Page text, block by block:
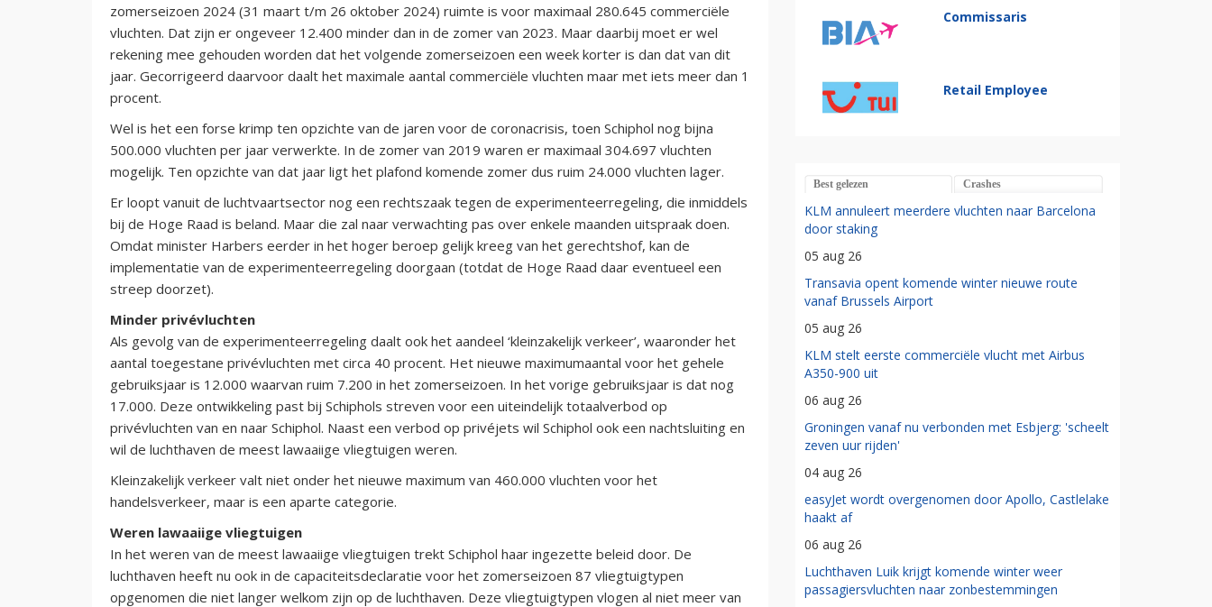
zomerseizoen 2024 (31 maart t/m 26 oktober 2024) ruimte is voor maximaal 280.645 commerciële
vluchten. Dat zijn er ongeveer 12.400 minder dan in de zomer van 2023. Maar daarbij moet er wel
rekening mee gehouden worden dat het volgende zomerseizoen een week korter is dan dat van dit
jaar. Gecorrigeerd daarvoor daalt het maximale aantal commerciële vluchten maar met iets meer dan 1
procent.
Wel is het een forse krimp ten opzichte van de jaren voor de coronacrisis, toen Schiphol nog bijna
500.000 vluchten per jaar verwerkte. In de zomer van 2019 waren er maximaal 304.697 vluchten
mogelijk. Ten opzichte van dat jaar ligt het plafond komende zomer dus ruim 24.000 vluchten lager.
Er loopt vanuit de luchtvaartsector nog een rechtszaak tegen de experimenteerregeling, die inmiddels
bij de Hoge Raad is beland. Maar die zal naar verwachting pas over enkele maanden uitspraak doen.
Omdat minister Harbers eerder in het hoger beroep gelijk kreeg van het gerechtshof, kan de
implementatie van de experimenteerregeling doorgaan (totdat de Hoge Raad daar eventueel een
streep doorzet).
Minder privévluchten
Als gevolg van de experimenteerregeling daalt ook het aandeel ‘kleinzakelijk verkeer’, waaronder het
aantal toegestane privévluchten met circa 40 procent. Het nieuwe maximumaantal voor het gehele
gebruiksjaar is 12.000 waarvan ruim 7.200 in het zomerseizoen. In het vorige gebruiksjaar is dat nog
17.000. Deze ontwikkeling past bij Schiphols streven voor een uiteindelijk totaalverbod op
privévluchten van en naar Schiphol. Naast een verbod op privéjets wil Schiphol ook een nachtsluiting en
wil de luchthaven de meest lawaaiige vliegtuigen weren.
Kleinzakelijk verkeer valt niet onder het nieuwe maximum van 460.000 vluchten voor het
handelsverkeer, maar is een aparte categorie.
Weren lawaaiige vliegtuigen
In het weren van de meest lawaaiige vliegtuigen trekt Schiphol haar ingezette beleid door. De
luchthaven heeft nu ook in de capaciteitsdeclaratie voor het zomerseizoen 87 vliegtuigtypen
opgenomen die niet langer welkom zijn op de luchthaven. Deze vliegtuigtypen vlogen al niet meer van
Commissaris
Retail Employee
Best gelezen Crashes
KLM annuleert meerdere vluchten naar Barcelona
door staking
05 aug 26
Transavia opent komende winter nieuwe route
vanaf Brussels Airport
05 aug 26
KLM stelt eerste commerciële vlucht met Airbus
A350-900 uit
06 aug 26
Groningen vanaf nu verbonden met Esbjerg: 'scheelt
zeven uur rijden'
04 aug 26
easyJet wordt overgenomen door Apollo, Castlelake
haakt af
06 aug 26
Luchthaven Luik krijgt komende winter weer
passagiersvluchten naar zonbestemmingen